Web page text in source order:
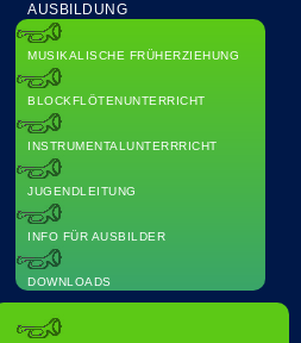
AUSBILDUNG
MUSIKALISCHE FRÜHERZIEHUNG
BLOCKFLÖTENUNTERRICHT
INSTRUMENTALUNTERRRICHT
JUGENDLEITUNG
INFO FÜR AUSBILDER
DOWNLOADS